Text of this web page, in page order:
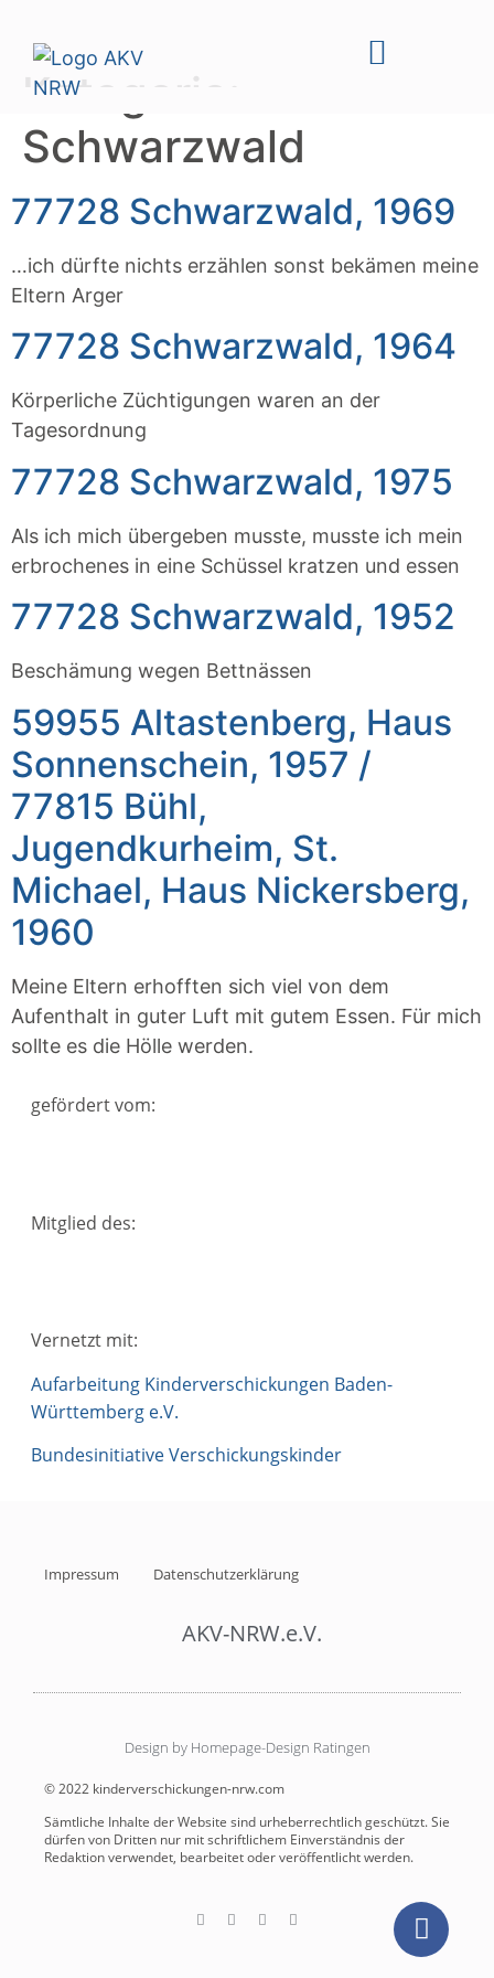
Kategorie:
Schwarzwald
77728 Schwarzwald, 1969
…ich dürfte nichts erzählen sonst bekämen meine
Eltern Arger
77728 Schwarzwald, 1964
Körperliche Züchtigungen waren an der
Tagesordnung
77728 Schwarzwald, 1975
Als ich mich übergeben musste, musste ich mein
erbrochenes in eine Schüssel kratzen und essen
77728 Schwarzwald, 1952
Beschämung wegen Bettnässen
59955 Altastenberg, Haus
Sonnenschein, 1957 /
77815 Bühl,
Jugendkurheim, St.
Michael, Haus Nickersberg,
1960
Meine Eltern erhofften sich viel von dem
Aufenthalt in guter Luft mit gutem Essen. Für mich
sollte es die Hölle werden.
gefördert vom:
Mitglied des:
Vernetzt mit:
Aufarbeitung Kinderverschickungen Baden-
Württemberg e.V.
Bundesinitiative Verschickungskinder
Impressum Datenschutzerklärung
AKV-NRW.e.V.
Design by Homepage-Design Ratingen
© 2022 kinderverschickungen-nrw.com
Sämtliche Inhalte der Website sind urheberrechtlich geschützt. Sie
dürfen von Dritten nur mit schriftlichem Einverständnis der
Redaktion verwendet, bearbeitet oder veröffentlicht werden.